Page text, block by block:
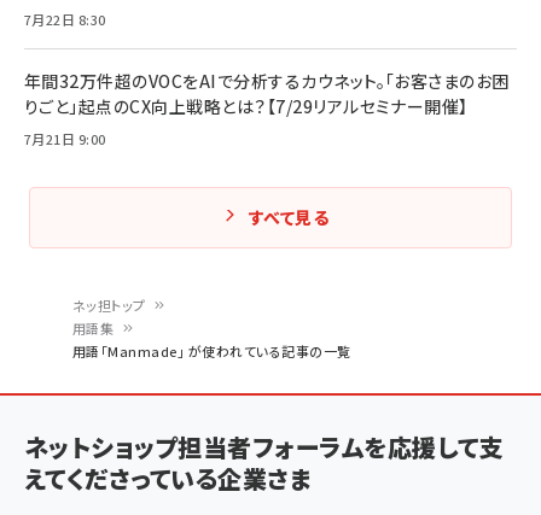
ン
く
ず
ネッ担トップ
用語集
用語「Manmade」 が使われている記事の一覧
7月22日 8:30
年間32万件超のVOCをAIで分析するカウネット。「お客さまのお困
りごと」起点のCX向上戦略とは？【7/29リアルセミナー開催】
7月21日 9:00
すべて見る
ネットショップ担当者フォーラムを応援して支
えてくださっている企業さま